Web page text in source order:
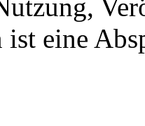
ist eine